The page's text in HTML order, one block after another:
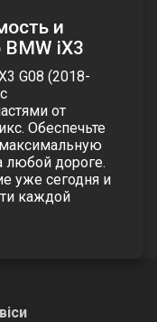
и
iX3
G08 (2018-
от
Обеспечьте
любой дороге.
уже сегодня и
каждой